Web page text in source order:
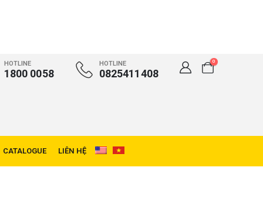
HOTLINE
1800 0058
HOTLINE
0825411408
0
CATALOGUE LIÊN HỆ